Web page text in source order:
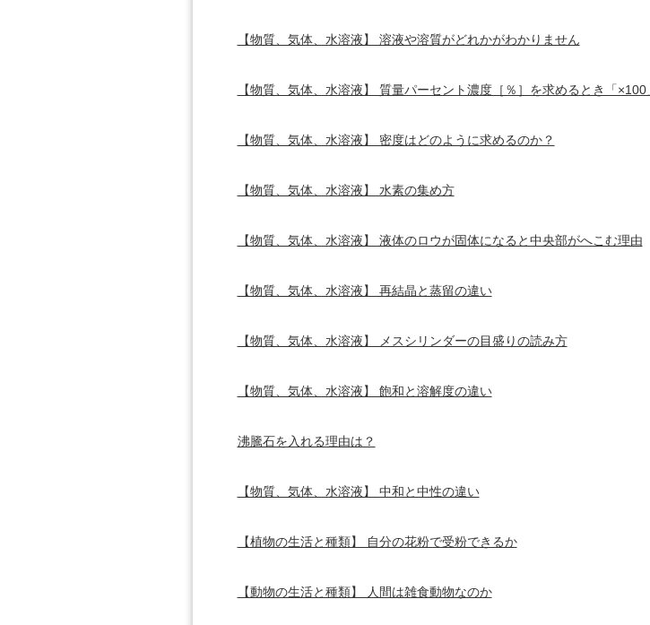
【物質、気体、水溶液】 溶液や溶質がどれかがわかりません
【物質、気体、水溶液】 質量パーセント濃度［％］を求めるとき「
【物質、気体、水溶液】 密度はどのように求めるのか？
【物質、気体、水溶液】 水素の集め方
【物質、気体、水溶液】 液体のロウが固体になると中央部がへこむ理由
【物質、気体、水溶液】 再結晶と蒸留の違い
【物質、気体、水溶液】 メスシリンダーの目盛りの読み方
【物質、気体、水溶液】 飽和と溶解度の違い
沸騰石を入れる理由は？
【物質、気体、水溶液】 中和と中性の違い
【植物の生活と種類】 自分の花粉で受粉できるか
【動物の生活と種類】 人間は雑食動物なのか